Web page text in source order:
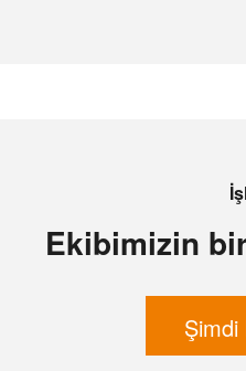
Ekibimizin